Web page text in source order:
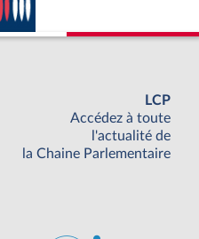
LCP
Accédez à toute
l'actualité de
la Chaine Parlementaire